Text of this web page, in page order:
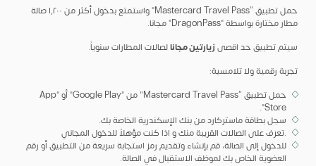
حمل تطبيق “Mastercard Travel Pass" واستمتع بدخول أكثر من ١٫٢٠٠ صالة
مطار مختارة بواسطة "DragonPass" مجانا.
سيتم تطبيق حد اقصى زيارتين مجانالصالات المطارات سنوياََ.
تجربة رقمية ولا تلامسية:
حمل تطبيق “Mastercard Travel Pass” من "Google Play" أو "App
Store".
سجل بطاقة ماستركارد من بنك الإسكندرية الخاصة بك.
.تعرف على الصالات القريبة منك و اذا كنت مؤهلاً للدخول المجاني
للدخول إلى الصالة، قم بإنشاء وتقديم رمز استجابة سريعة من التطبيق أو رقم
العضوية الخاص بك لموظف الاستقبال في الصالة.